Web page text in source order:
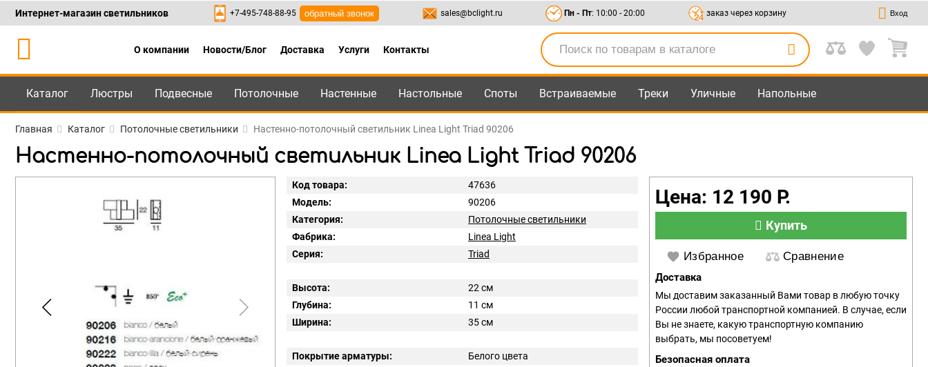
Каталог +7-495-748-88-95 ,8-800-550-95-45 sales@bclight.ru
Интернет-магазин светильников +7-495-748-88-95 обратный звонок sales@bclight.ru Пн - Пт: 10:00 - 20:00 заказ через корзину Вход
О компании Новости/Блог Доставка Услуги Контакты
Каталог Люстры Подвесные Потолочные Настенные Настольные Споты Встраиваемые Треки Уличные Напольные
Главная Каталог Потолочные светильники Настенно-потолочный светильник Linea Light Triad 90206
Настенно-потолочный светильник Linea Light Triad 90206
Код товара:
47636
Модель:
90206
Категория:
Потолочные светильники
Фабрика:
Linea Light
Серия:
Triad
Высота:
22 см
Глубина:
11 см
Ширина:
35 см
Покрытие арматуры:
Белого цвета
Цена: 12 190 Р.
Купить
Избранное Сравнение
Доставка
Мы доставим заказанный Вами товар в любую точку
России любой транспортной компанией. В случае, если
Вы не знаете, какую транспортную компанию
выбрать, мы посоветуем!
Безопасная оплата